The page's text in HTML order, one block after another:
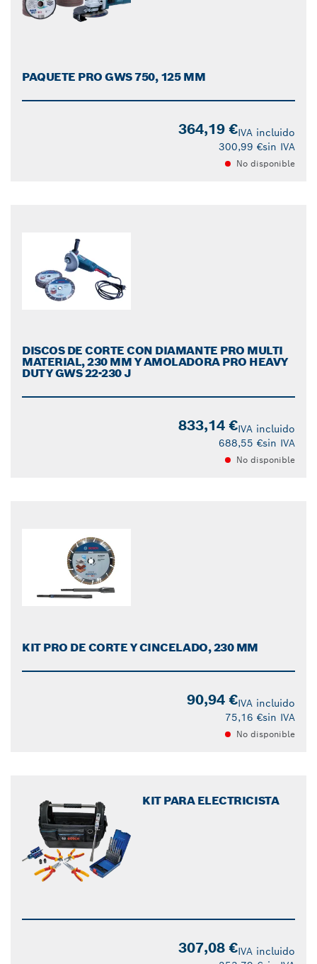
PAQUETE PRO GWS 750, 125 MM
364,19 €IVA incluido
300,99 €sin IVA
No disponible
DISCOS DE CORTE CON DIAMANTE PRO MULTI
MATERIAL, 230 MM Y AMOLADORA PRO HEAVY
DUTY GWS 22-230 J
833,14 €IVA incluido
688,55 €sin IVA
No disponible
KIT PRO DE CORTE Y CINCELADO, 230 MM
90,94 €IVA incluido
75,16 €sin IVA
No disponible
KIT PARA ELECTRICISTA
307,08 €IVA incluido